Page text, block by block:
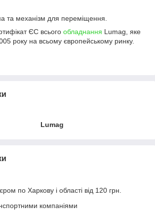
та механізм для переміщення.
ЄС всього обладнання Lumag, яке
року на всьому європейському ринку.
Lumag
по Харкову і області від 120 грн.
компаніями